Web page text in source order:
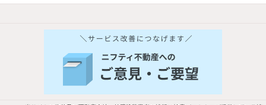
他の人はこんな条件で絞り込んでいます！
バス・トイレ別 2階以上